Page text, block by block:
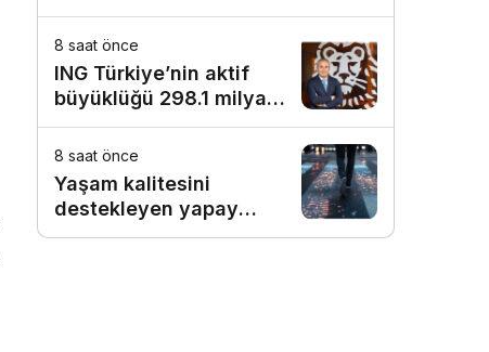
büyüme
8 saat önce
ING Türkiye’nin aktif
büyüklüğü 298.1 milyar
TL’ye ulaştı
8 saat önce
Yaşam kalitesini
destekleyen yapay
zekâ hizmetleri akıllı